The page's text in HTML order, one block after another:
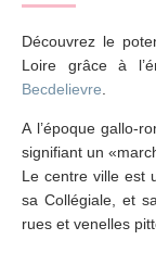
Découvrez le
Loire grâce à
Becdelievre
A l’époque gallo-
signifiant un
Le centre ville est
sa Collégiale, et
rues et venelles